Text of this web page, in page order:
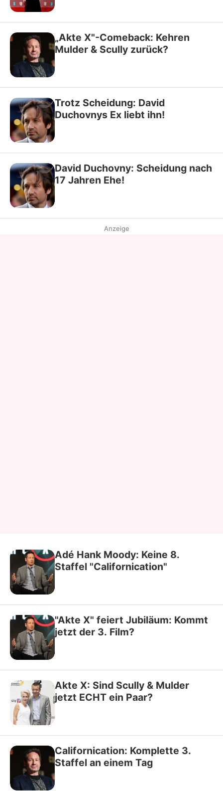
„Akte X"-Comeback: Kehren
Mulder & Scully zurück?
Trotz Scheidung: David
Duchovnys Ex liebt ihn!
David Duchovny: Scheidung nach
17 Jahren Ehe!
Anzeige
Adé Hank Moody: Keine 8.
Staffel "Californication"
"Akte X" feiert Jubiläum: Kommt
jetzt der 3. Film?
Akte X: Sind Scully & Mulder
jetzt ECHT ein Paar?
Californication: Komplette 3.
Staffel an einem Tag